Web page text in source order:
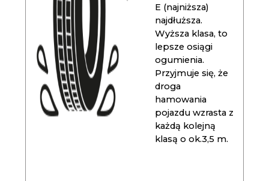
E (najniższa)
najdłuższa.
Wyższa klasa, to
lepsze osiągi
ogumienia.
Przyjmuje się, że
droga
hamowania
pojazdu wzrasta z
każdą kolejną
klasą o ok.3,5 m.